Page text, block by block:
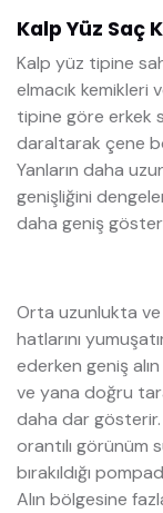
Kalp Yüz Saç
Kalp yüz tipine
elmacık kemikleri
tipine göre erkek
daraltarak çene
Yanların daha
genişliğini
daha geniş
Orta uzunlukta
hatlarını
ederken geniş
ve yana doğru
daha dar gösterir.
orantılı görünüm
bırakıldığı
Alın bölgesine